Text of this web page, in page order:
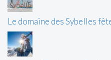
Le domaine des Sybelles